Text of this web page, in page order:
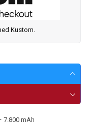
Kustom.
7.800 mAh